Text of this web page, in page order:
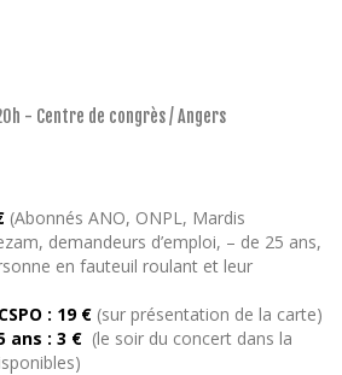
- Centre de congrès / Angers
(Abonnés ANO, ONPL, Mardis
demandeurs d’emploi, – de 25 ans,
en fauteuil roulant et leur
: 19 €(sur présentation de la carte)
ans : 3 €(le soir du concert dans la